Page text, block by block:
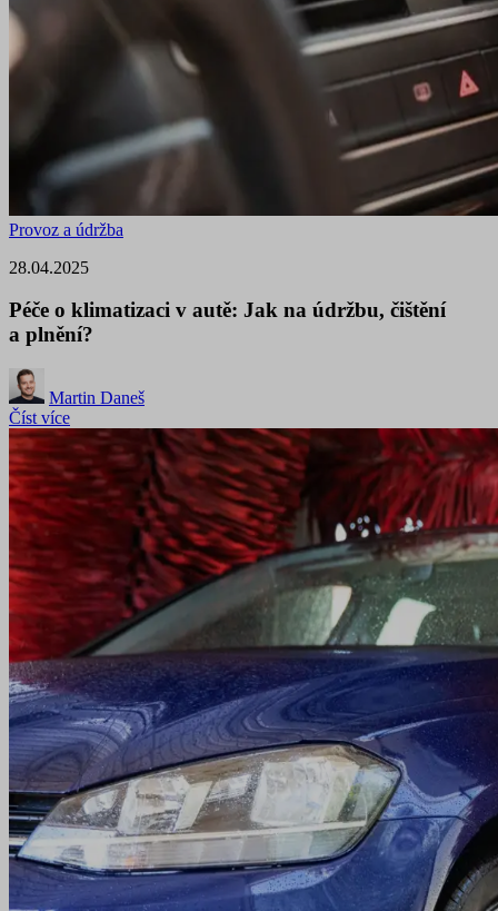
Provoz a údržba
28.04.2025
Péče o klimatizaci v autě: Jak na údržbu, čištění
a plnění?
Martin Daneš
Číst více